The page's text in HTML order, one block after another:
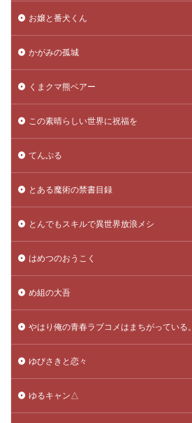
お嬢と番犬くん
かがみの孤城
くまクマ熊ベアー
この素晴らしい世界に祝福を
てんぷる
とある魔術の禁書目録
とんでもスキルで異世界放浪メシ
はめつのおうこく
め組の大吾
やはり俺の青春ラブコメはまちがっている。
ゆびさきと恋々
ゆるキャン△